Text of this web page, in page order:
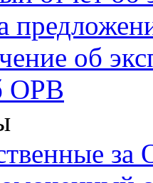
об
ОРВ